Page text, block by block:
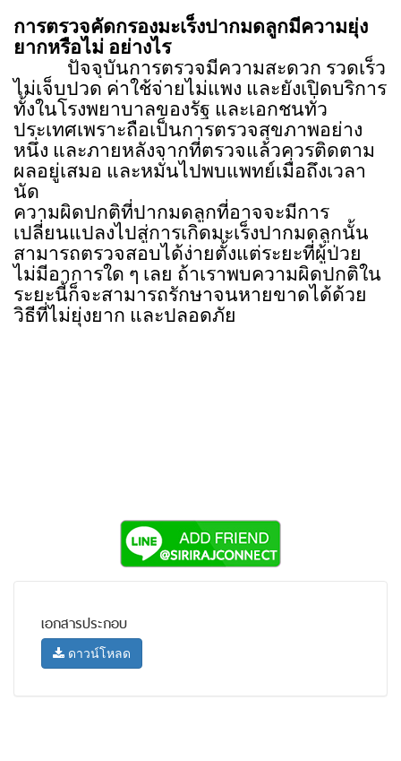
การตรวจคัดกรองมะเร็งปากมดลูกมีความยุ่ง
ยากหรือไม่ อย่างไร
ปัจจุบันการตรวจมีความสะดวก รวดเร็ว
ไม่เจ็บปวด ค่าใช้จ่ายไม่แพง และยังเปิดบริการ
ทั้งในโรงพยาบาลของรัฐ และเอกชนทั่ว
ประเทศเพราะถือเป็นการตรวจสุขภาพอย่าง
หนึ่ง และภายหลังจากที่ตรวจแล้วควรติดตาม
ผลอยู่เสมอ และหมั่นไปพบแพทย์เมื่อถึงเวลา
นัด
ความผิดปกติที่ปากมดลูกที่อาจจะมีการ
เปลี่ยนแปลงไปสู่การเกิดมะเร็งปากมดลูกนั้น
สามารถตรวจสอบได้ง่ายตั้งแต่ระยะที่ผู้ป่วย
ไม่มีอาการใด ๆ เลย ถ้าเราพบความผิดปกติใน
ระยะนี้ก็จะสามารถรักษาจนหายขาดได้ด้วย
วิธีที่ไม่ยุ่งยาก และปลอดภัย
เอกสารประกอบ
ดาวน์โหลด